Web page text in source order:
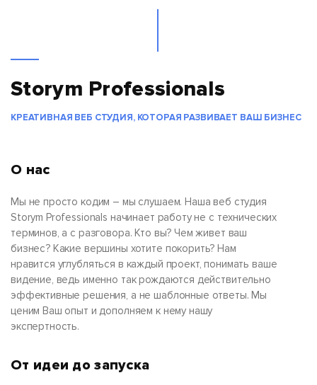
Storym Professionals
КРЕАТИВНАЯ ВЕБ СТУДИЯ, КОТОРАЯ РАЗВИВАЕТ ВАШ БИЗНЕС
О нас
Мы не просто кодим – мы слушаем. Наша веб студия
Storym Professionals начинает работу не с технических
терминов, а с разговора. Кто вы? Чем живет ваш
бизнес? Какие вершины хотите покорить? Нам
нравится углубляться в каждый проект, понимать ваше
видение, ведь именно так рождаются действительно
эффективные решения, а не шаблонные ответы. Мы
ценим Ваш опыт и дополняем к нему нашу
экспертность.
От идеи до запуска